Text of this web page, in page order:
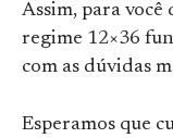
Assim, para
regime 12×36
com as dúvidas
Esperamos que